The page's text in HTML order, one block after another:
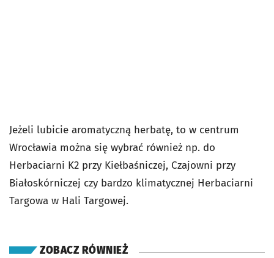
Jeżeli lubicie aromatyczną herbatę, to w centrum
Wrocławia można się wybrać również np. do
Herbaciarni K2 przy Kiełbaśniczej, Czajowni przy
Białoskórniczej czy bardzo klimatycznej Herbaciarni
Targowa w Hali Targowej.
ZOBACZ RÓWNIEŻ